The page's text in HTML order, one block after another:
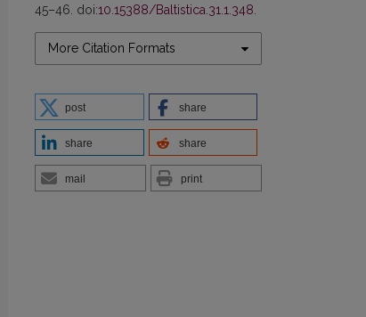
45–46. doi:10.15388/Baltistica.31.1.348.
More Citation Formats
post share
share share
mail print